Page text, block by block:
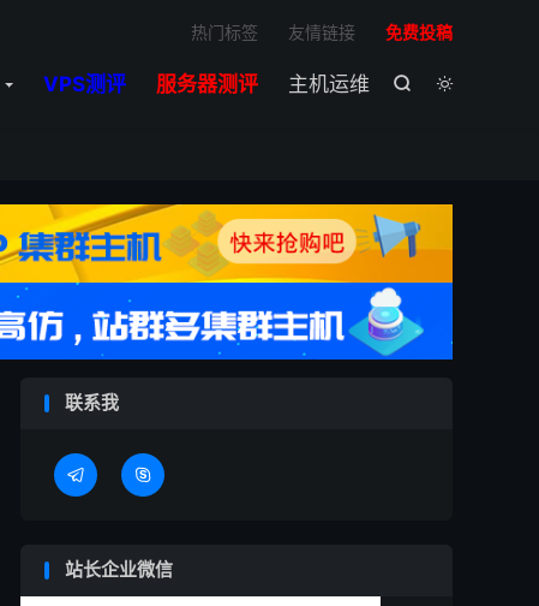


VPS测评 服务器测评 主机运维
热门标签 友情链接 免费投稿
联系我
 
站长企业微信